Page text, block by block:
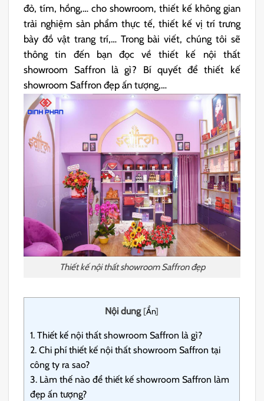
đỏ, tím, hồng,… cho showroom, thiết kế không gian
trải nghiệm sản phẩm thực tế, thiết kế vị trí trưng
bày đồ vật trang trí,… Trong bài viết, chúng tôi sẽ
thông tin đến bạn đọc về thiết kế nội thất
showroom Saffron là gì? Bí quyết để thiết kế
showroom Saffron đẹp ấn tượng,…
Thiết kế nội thất showroom Saffron đẹp
Nội dung [Ẩn]
1. Thiết kế nội thất showroom Saffron là gì?
2. Chi phí thiết kế nội thất showroom Saffron tại
công ty ra sao?
3. Làm thế nào để thiết kế showroom Saffron làm
đẹp ấn tượng?